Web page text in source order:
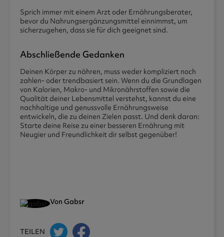
Sprich immer mit einem Arzt oder Ernährungsberater,
bevor du Nahrungsergänzungsmittel einnimmst, um
sicherzugehen, dass sie für dich geeignet sind.
Abschließende Gedanken
Deinen Körper zu nähren, muss weder kompliziert noch
zahlen- oder trendbasiert sein. Wenn du die Grundlagen
von Kalorien, Makro- und Mikronährstoffen sowie die
Qualität deiner Lebensmittel verstehst, kannst du eine
nachhaltige und genussvolle Ernährungsweise
entwickeln, die zu deinen Zielen passt. Und denk daran:
Starte deine Reise zu einer besseren Ernährung mit
Neugier und Freundlichkeit dir selbst gegenüber!
Von Gabsr
TEILEN